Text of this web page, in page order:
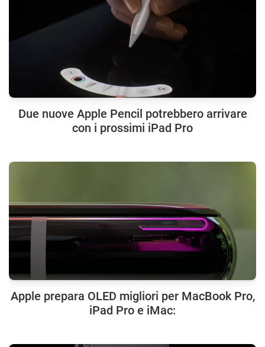
Due nuove Apple Pencil potrebbero arrivare
con i prossimi iPad Pro
Apple prepara OLED migliori per MacBook Pro,
iPad Pro e iMac: